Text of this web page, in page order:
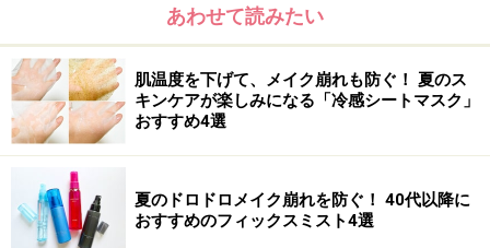
あわせて読みたい
肌温度を下げて、メイク崩れも防ぐ！ 夏のス
キンケアが楽しみになる「冷感シートマスク」
おすすめ4選
夏のドロドロメイク崩れを防ぐ！ 40代以降に
おすすめのフィックスミスト4選